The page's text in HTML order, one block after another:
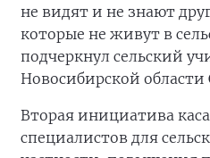
не видят и не знают
которые не живут в
подчеркнул сельский
Новосибирской области
Вторая инициатива
специалистов для